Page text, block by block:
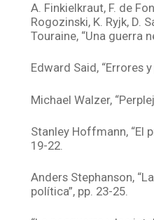
A. Finkielkraut, F. de
Rogozinski, K. Ryjk, D.
Touraine, “Una guerra
Edward Said, “Errores
Michael Walzer,
Stanley Hoffmann, “El
19-22.
Anders Stephanson,
política”, pp. 23-25.